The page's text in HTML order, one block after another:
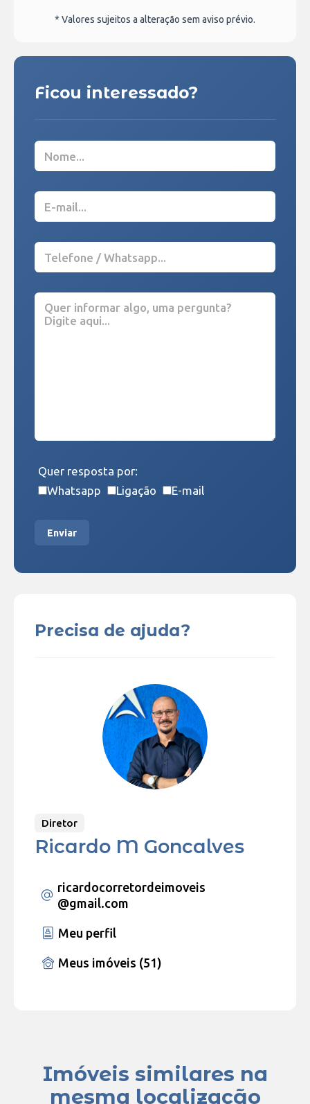
* Valores sujeitos a alteração sem aviso prévio.
Ficou interessado?
Quer resposta por:
Whatsapp
Ligação E-mail
Enviar
Precisa de ajuda?
Diretor
Ricardo M Goncalves
ricardocorretordeimoveis
@gmail.com
Meu perfil
Meus imóveis (51)
Imóveis similares na
mesma localização